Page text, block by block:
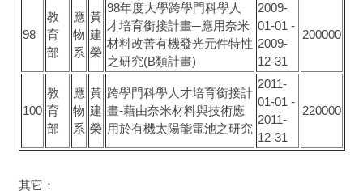
98
教
育
部
應
物
系
黃
建
榮
98年度大學跨學門科學人
才培育銜接計畫─應用奈米
材料改善有機發光元件特性
之研究(B類計畫)
2009-
01-01 -
2009-
12-31
200000
100
教
育
部
應
物
系
黃
建
榮
跨學門科學人才培育銜接計
畫-藉由奈米材料與技術應
用於有機太陽能電池之研究
2011-
01-01 -
2011-
12-31
220000
其它：